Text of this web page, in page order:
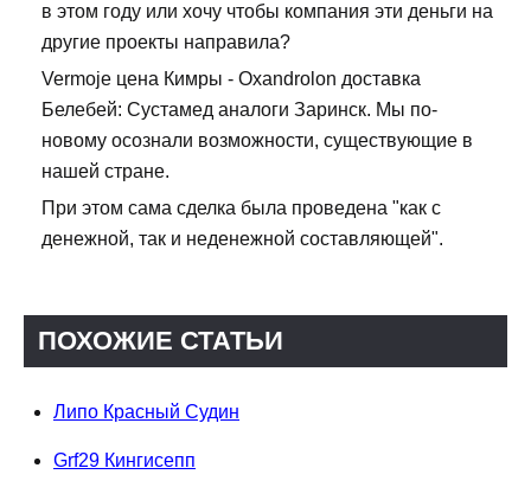
в этом году или хочу чтобы компания эти деньги на
другие проекты направила?
Vermoje цена Кимры - Oxandrolon доставка
Белебей: Сустамед аналоги Заринск. Мы по-
новому осознали возможности, существующие в
нашей стране.
При этом сама сделка была проведена "как с
денежной, так и неденежной составляющей".
ПОХОЖИЕ СТАТЬИ
Липо Красный Судин
Grf29 Кингисепп